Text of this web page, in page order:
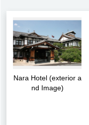
Nara Hotel (exterior a
nd Image)